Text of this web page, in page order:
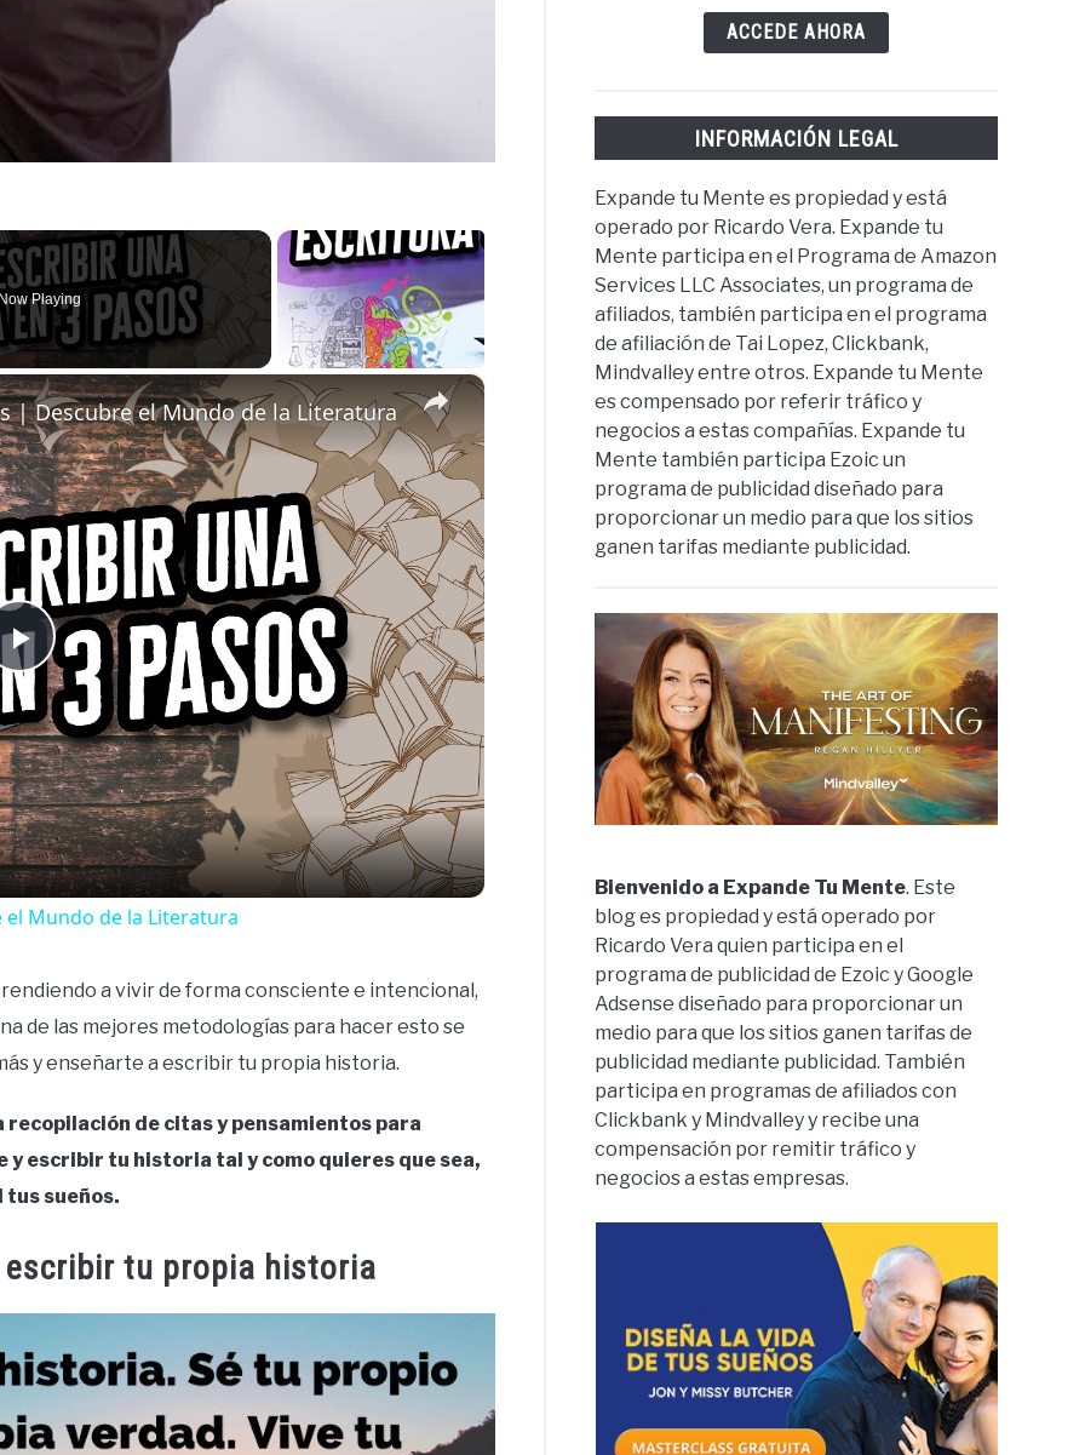
Playing
×
Play
Video
| Descubre el Mundo de la Literatura
el Mundo de la Literatura
a vivir de forma consciente e intencional,
de las mejores metodologías para hacer esto se
y enseñarte a escribir tu propia historia.
de citas y pensamientos para
escribir tu historia tal y como quieres que sea,
sueños.
tu propia historia
ACCEDE AHORA
INFORMACIÓN LEGAL
Expande tu Mente es propiedad y está
operado por Ricardo Vera. Expande tu
Mente participa en el Programa de Amazon
Services LLC Associates, un programa de
afiliados, también participa en el programa
de afiliación de Tai Lopez, Clickbank,
Mindvalley entre otros. Expande tu Mente
es compensado por referir tráfico y
negocios a estas compañías. Expande tu
Mente también participa Ezoic un
programa de publicidad diseñado para
proporcionar un medio para que los sitios
ganen tarifas mediante publicidad.
Bienvenido a Expande Tu Mente. Este
blog es propiedad y está operado por
Ricardo Vera quien participa en el
programa de publicidad de Ezoic y Google
Adsense diseñado para proporcionar un
medio para que los sitios ganen tarifas de
publicidad mediante publicidad. También
participa en programas de afiliados con
Clickbank y Mindvalley y recibe una
compensación por remitir tráfico y
negocios a estas empresas.